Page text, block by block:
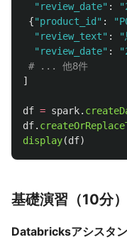
" review_date" : "
{"product_id " : "
" review_text" : "
" review_date" : "
]
df = spark.
df.
display(df)
基礎演習（10分）
Databricksアシスタ